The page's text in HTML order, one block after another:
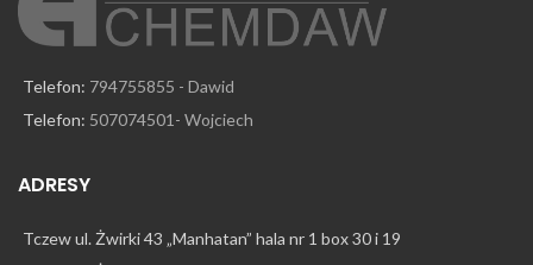
Telefon: 794755855 - Dawid
Telefon: 507074501- Wojciech
ADRESY
Tczew ul. Żwirki 43 „Manhatan” hala nr 1 box 30 i 19